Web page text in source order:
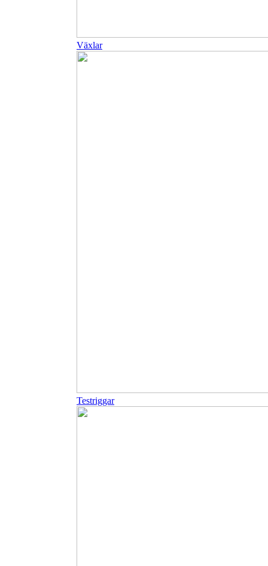
Växlar
Testriggar